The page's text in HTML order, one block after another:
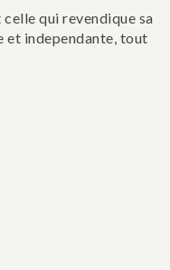
qui revendique sa
et independante, tout